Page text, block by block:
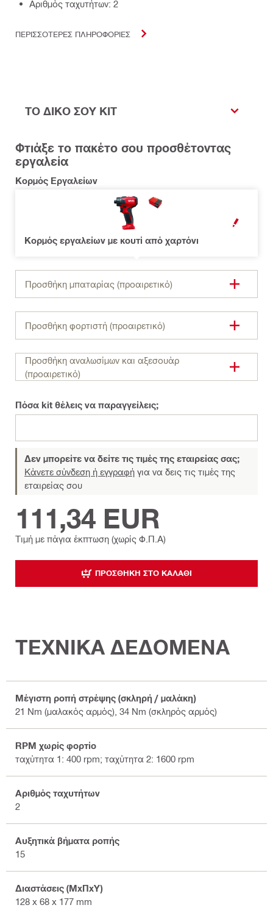
Αριθμός ταχυτήτων: 2
ΠΕΡΙΣΣΟΤΕΡΕΣ ΠΛΗΡΟΦΟΡΙΕΣ
ΤΟ ΔΙΚΟ ΣΟΥ KIT
Φτιάξε το πακέτο σου προσθέτοντας
εργαλεία
Κορμός Εργαλείων
Κορμός εργαλείων με κουτί από χαρτόνι
OPEN MODAL
Προσθήκη μπαταρίας (προαιρετικό)
Προσθήκη φορτιστή (προαιρετικό)
Προσθήκη αναλωσίμων και αξεσουάρ
(προαιρετικό)
Πόσα kit θέλεις να παραγγείλεις;
Δεν μπορείτε να δείτε τις τιμές της εταιρείας σας;
Κάνετε σύνδεση ή εγγραφή για να δεις τις τιμές της
εταιρείας σου
Τιμή με πάγια έκπτωση (χωρίς Φ.Π.Α)
111,34 EUR
ΠΡΟΣΘΉΚΗ ΣΤΟ ΚΑΛΆΘΙ
ΤΕΧΝΙΚΑ ΔΕΔΟΜΕΝΑ
Μέγιστη ροπή στρέψης (σκληρή / μαλάκη)
21 Nm (μαλακός αρμός), 34 Nm (σκληρός αρμός)
RPM χωρίς φορτίο
ταχύτητα 1: 400 rpm; ταχύτητα 2: 1600 rpm
Αριθμός ταχυτήτων
2
Αυξητικά βήματα ροπής
15
Διαστάσεις (ΜxΠxΥ)
128 x 68 x 177 mm